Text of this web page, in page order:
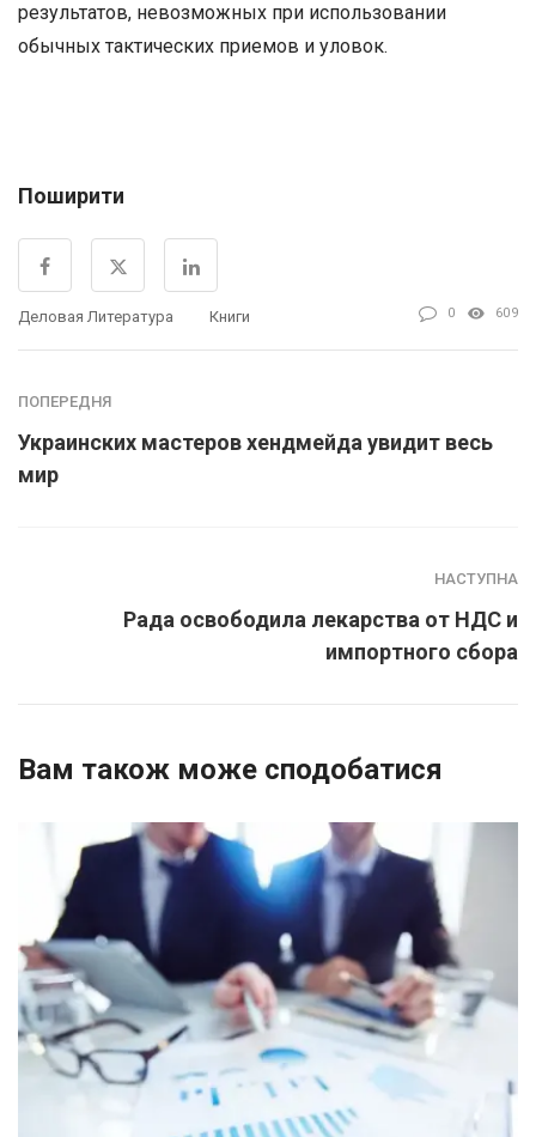
результатов, невозможных при использовании
обычных тактических приемов и уловок.
Поширити
Деловая Литература Книги 0 609
ПОПЕРЕДНЯ
Украинских мастеров хендмейда увидит весь
мир
НАСТУПНА
Рада освободила лекарства от НДС и
импортного сбора
Вам також може сподобатися